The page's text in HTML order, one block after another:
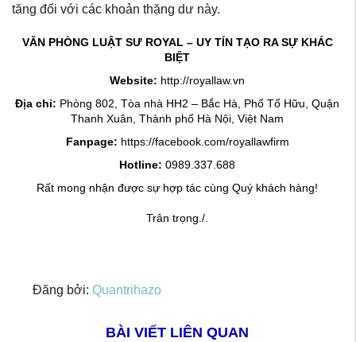
tăng đối với các khoản thặng dư này.
VĂN PHÒNG LUẬT SƯ ROYAL – UY TÍN TẠO RA SỰ KHÁC
BIỆT
Website: http://royallaw.vn
Địa chỉ: Phòng 802, Tòa nhà HH2 – Bắc Hà, Phố Tố Hữu, Quận
Thanh Xuân, Thành phố Hà Nội, Việt Nam
Fanpage: https://facebook.com/royallawfirm
Hotline: 0989.337.688
Rất mong nhận được sự hợp tác cùng Quý khách hàng!
Trân trọng./.
Đăng bởi: Quantrihazo
BÀI VIẾT LIÊN QUAN